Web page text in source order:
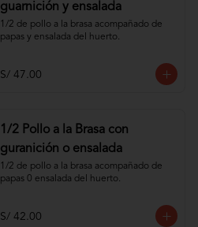
guarnición y ensalada
1/2 de pollo a la brasa acompañado de
papas y ensalada del huerto.
S/ 47.00
1/2 Pollo a la Brasa con
guranición o ensalada
1/2 de pollo a la brasa acompañado de
papas 0 ensalada del huerto.
S/ 42.00